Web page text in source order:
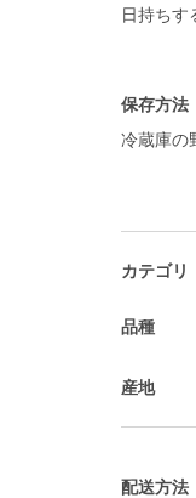
日持ちす
保存方法
冷蔵庫の
カテゴリ
品種
産地
配送方法